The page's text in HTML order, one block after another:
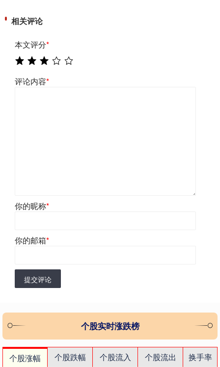
相关评论
本文评分*
评论内容*
你的昵称*
你的邮箱*
提交评论
个股实时涨跌榜
个股涨幅 个股跌幅 个股流入 个股流出
换手率